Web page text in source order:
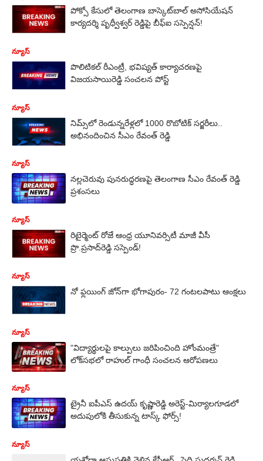
పోక్సో కేసులో తెలంగాణ బాస్కెట్‌బాల్ అసోసియేషన్
కార్యదర్శి పృధ్వీశ్వర్ రెడ్డిపై బీఫ్ఐ సస్పెన్షన్!
న్యూస్
పొలిటికల్ రీఎంట్రీ, భవిష్యత్ కార్యాచరణపై
విజయసాయిరెడ్డి సంచలన పోస్ట్
న్యూస్
నిమ్స్‌లో రెండున్నరేళ్లలో 1000 రొబోటిక్ సర్జరీలు..
అభినందించిన సీఎం రేవంత్ రెడ్డి
న్యూస్
నల్లచెరువు పునరుద్ధరణపై తెలంగాణ సీఎం రేవంత్ రెడ్డి
ప్రశంసలు
న్యూస్
రిటైర్మెంట్‌ రోజే ఆంధ్ర యూనివర్సిటీ మాజీ వీసీ
ప్రొ.ప్రసాద్‌రెడ్డి సస్పెండ్!
న్యూస్
నో ఫ్లయింగ్ జోన్‌గా భోగాపురం- 72 గంటలపాటు ఆంక్షలు
న్యూస్
"విద్యార్థులపై కాల్పులు జరిపించింది హోంమంత్రే"
లోక్‌సభలో రాహుల్ గాంధీ సంచలన ఆరోపణలు
న్యూస్
ట్రైనీ ఐపీఎస్ ఉదయ్ కృష్ణారెడ్డి అరెస్ట్-మిర్యాలగూడలో
అదుపులోకి తీసుకున్న టాస్క్ ఫోర్స్!
న్యూస్